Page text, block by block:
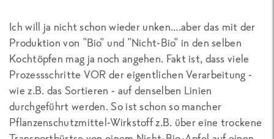
Ich will ja nicht schon wieder unken....aber das mit der
Produktion von "Bio" und "Nicht-Bio" in den selben
Kochtöpfen mag ja noch angehen. Fakt ist, dass viele
Prozessschritte VOR der eigentlichen Verarbeitung -
wie z.B. das Sortieren - auf denselben Linien
durchgeführt werden. So ist schon so mancher
Pflanzenschutzmittel-Wirkstoff z.B. über eine trockene